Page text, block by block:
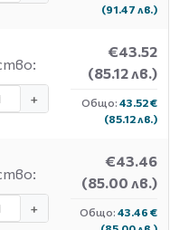
(91.47 лв.)
+
€43.52
(85.12 лв.)
Общо: 43.52 €
(85.12 лв.)
+
€43.46
(85.00 лв.)
Общо: 43.46 €